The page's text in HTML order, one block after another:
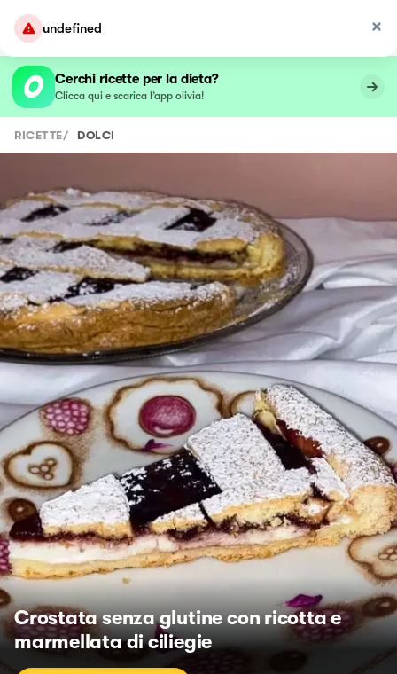
undefined
Cerchi ricette per la dieta?
Clicca qui e scarica l’app olivia!
RICETTE/ DOLCI
Crostata senza glutine con ricotta e
marmellata di ciliegie